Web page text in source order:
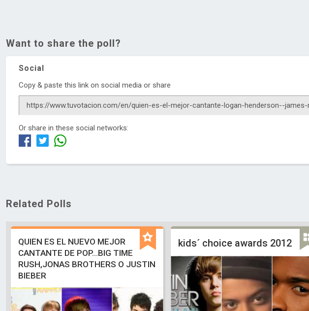
Want to share the poll?
Social
Copy & paste this link on social media or share
Or share in these social networks:
Related Polls
QUIEN ES EL NUEVO MEJOR
CANTANTE DE POP...BIG TIME
RUSH,JONAS BROTHERS O JUSTIN
BIEBER
kids´ choice awards 2012